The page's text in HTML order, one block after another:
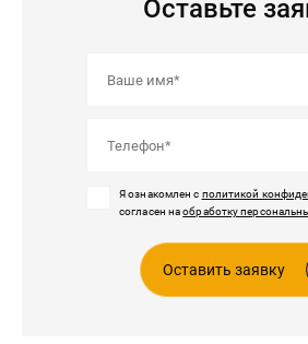
Оставьте
Я ознакомлен с политикой
согласен наобработку
Оставить заявку